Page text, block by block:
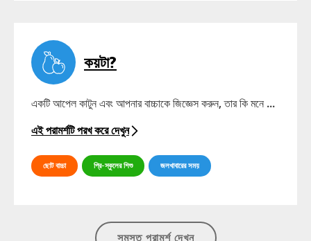
কয়টা?
একটি আপেল কাটুন এবং আপনার বাচ্চাকে জিজ্ঞেস করুন, তার কি মনে ...
এই পরামর্শটি পরখ করে দেখুন
ছোট বাচ্চা প্রি-স্কুলের শিশু জলখাবারের সময়
সমস্ত পরামর্শ দেখুন